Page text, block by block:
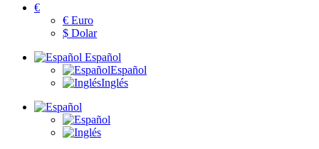
€
€ Euro
$ Dolar
Español
Español
Inglés